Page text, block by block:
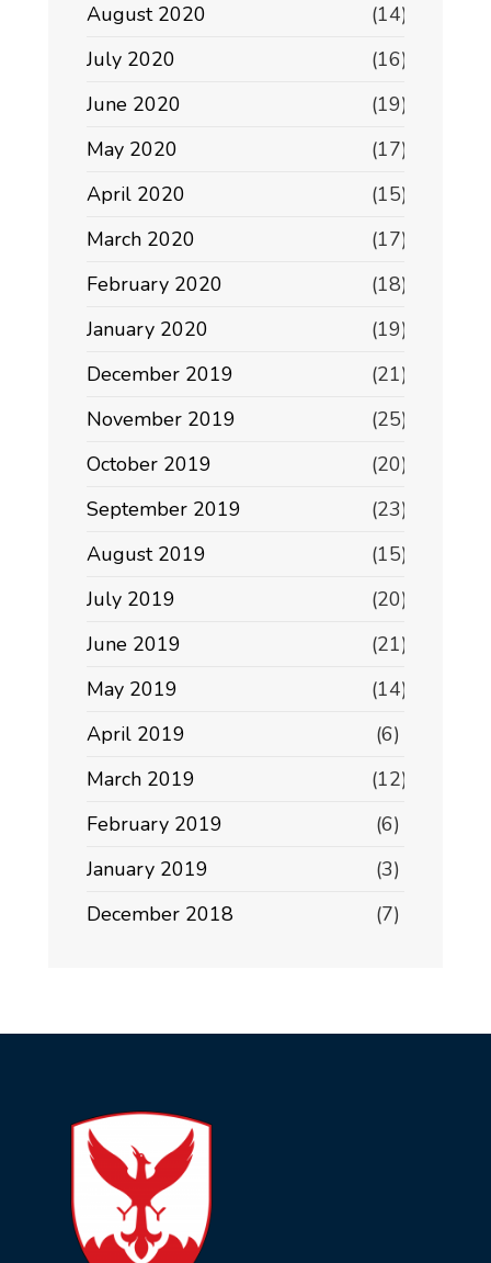
August 2020
(14)
July 2020
(16)
June 2020
(19)
May 2020
(17)
April 2020
(15)
March 2020
(17)
February 2020
(18)
January 2020
(19)
December 2019
(21)
November 2019
(25)
October 2019
(20)
September 2019
(23)
August 2019
(15)
July 2019
(20)
June 2019
(21)
May 2019
(14)
April 2019
(6)
March 2019
(12)
February 2019
(6)
January 2019
(3)
December 2018
(7)